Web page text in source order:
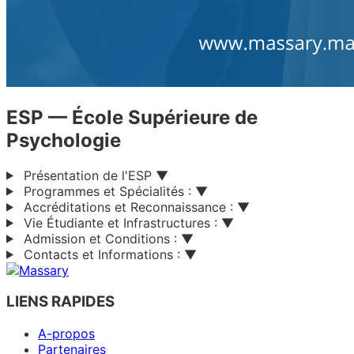
ESP — École Supérieure de
Psychologie
Présentation de l'ESP ▼
Programmes et Spécialités : ▼
Accréditations et Reconnaissance : ▼
Vie Étudiante et Infrastructures : ▼
Admission et Conditions : ▼
Contacts et Informations : ▼
LIENS RAPIDES
A-propos
Partenaires